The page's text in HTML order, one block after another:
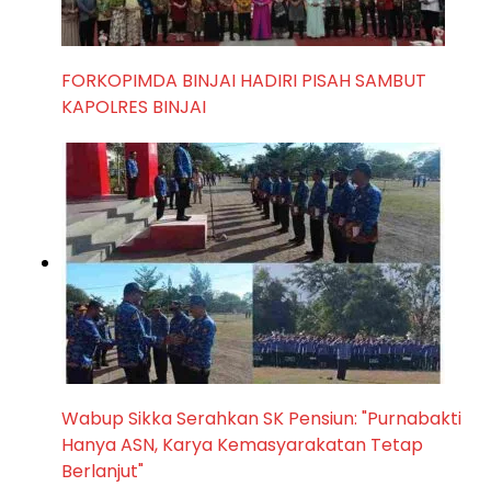
FORKOPIMDA BINJAI HADIRI PISAH SAMBUT
KAPOLRES BINJAI
Wabup Sikka Serahkan SK Pensiun: "Purnabakti
Hanya ASN, Karya Kemasyarakatan Tetap
Berlanjut"